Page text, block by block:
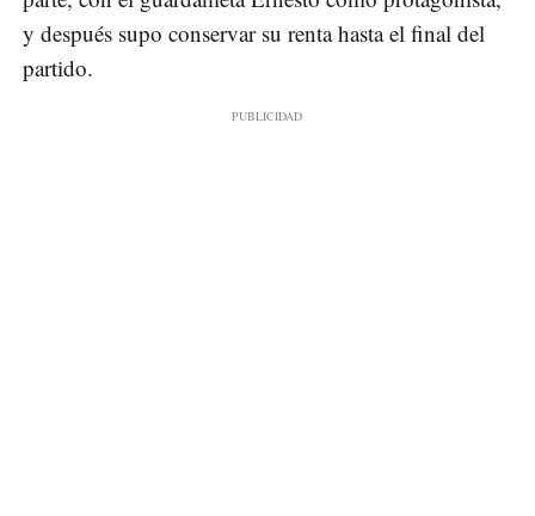
y después supo conservar su renta hasta el final del
partido.